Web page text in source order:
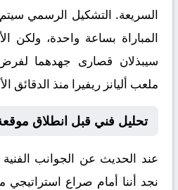
السريعة. التشكيل الرسمي سيتم
المباراة بساعة واحدة، ولكن
سيبذلان قصارى جهدهما
ملعب أليانز ريفيرا منذ الدقائق
تحليل فني قبل انطلاق
عند الحديث عن الجوانب الفنية
نجد أننا أمام صراع